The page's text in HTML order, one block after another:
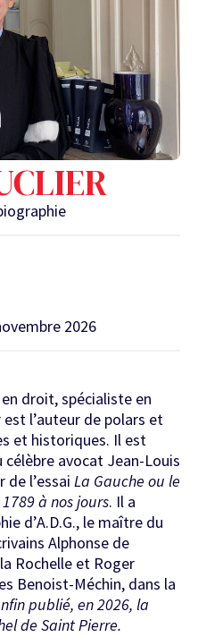
2026
droit, spécialiste en
l’auteur de polars et
et historiques. Il est
avocat Jean-Louis
de l’essai La Gauche ou le
à nos jours. Il a
d’A.D.G., le maître du
Alphonse de
Rochelle et Roger
Benoist-Méchin, dans la
publié, en 2026, la
de Saint Pierre.